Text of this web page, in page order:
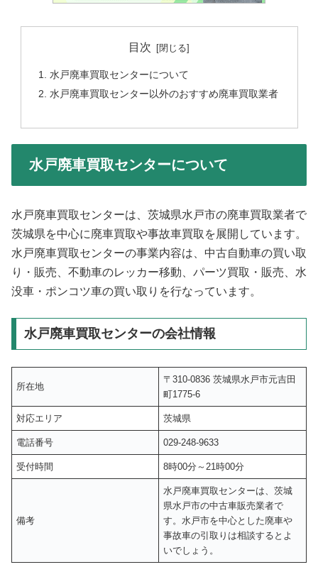
目次
水戸廃車買取センターについて
水戸廃車買取センター以外のおすすめ廃車買取業者
水戸廃車買取センターについて
水戸廃車買取センターは、茨城県水戸市の廃車買取業者で
茨城県を中心に廃車買取や事故車買取を展開しています。
水戸廃車買取センターの事業内容は、中古自動車の買い取
り・販売、不動車のレッカー移動、パーツ買取・販売、水
没車・ポンコツ車の買い取りを行なっています。
水戸廃車買取センターの会社情報
所在地
〒310-0836 茨城県水戸市元吉田
町1775-6
対応エリア 茨城県
電話番号 029-248-9633
受付時間 8時00分～21時00分
備考
水戸廃車買取センターは、茨城
県水戸市の中古車販売業者で
す。水戸市を中心とした廃車や
事故車の引取りは相談するとよ
いでしょう。